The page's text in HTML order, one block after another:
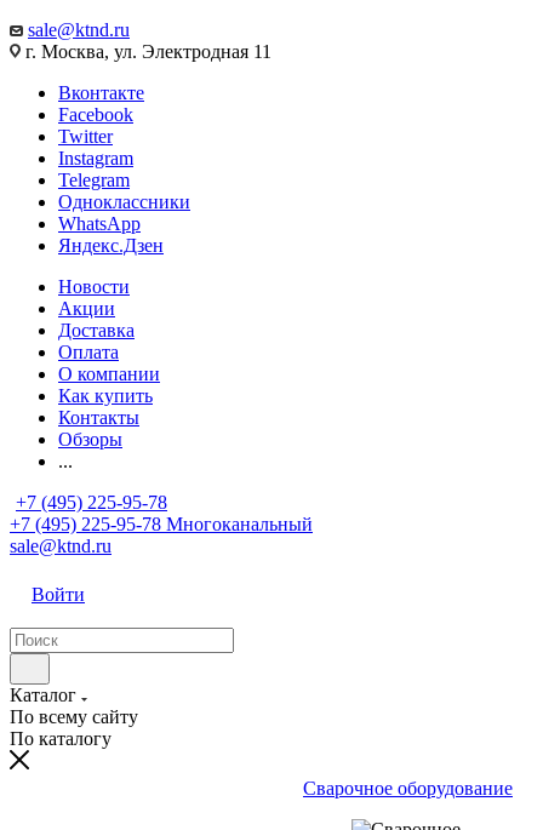
sale@ktnd.ru
г. Москва, ул. Электродная 11
Вконтакте
Facebook
Twitter
Instagram
Telegram
Одноклассники
WhatsApp
Яндекс.Дзен
Новости
Акции
Доставка
Оплата
О компании
Как купить
Контакты
Обзоры
...
+7 (495) 225-95-78
+7 (495) 225-95-78 Многоканальный
sale@ktnd.ru
Войти
Каталог
По всему сайту
По каталогу
Сварочное оборудование